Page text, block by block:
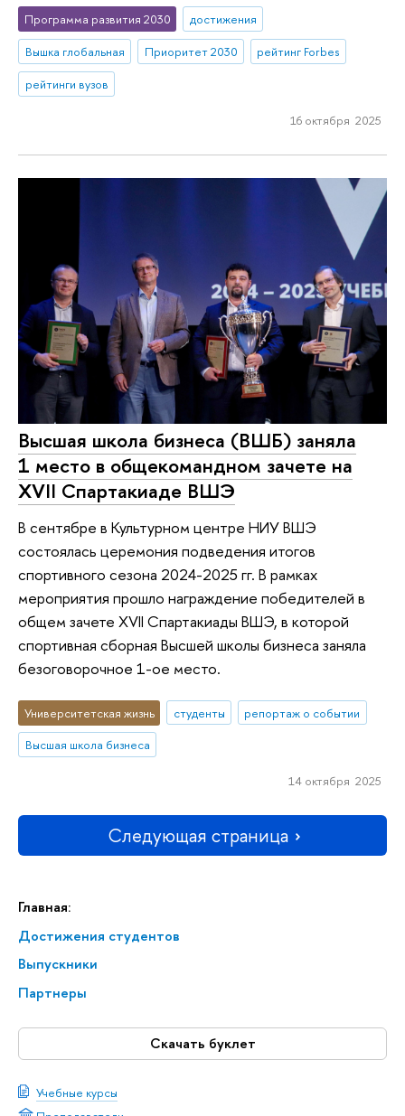
Главная:
Достижения студентов
Выпускники
Партнеры
Скачать буклет
Учебные курсы
Программа развития 2030
достижения
Вышка глобальная
Приоритет 2030
рейтинг Forbes
рейтинги вузов
16 октября 2025
Высшая школа бизнеса (ВШБ) заняла
1 место в общекомандном зачете на
XVII Спартакиаде ВШЭ
В сентябре в Культурном центре НИУ ВШЭ
состоялась церемония подведения итогов
спортивного сезона 2024-2025 гг. В рамках
мероприятия прошло награждение победителей в
общем зачете XVII Спартакиады ВШЭ, в которой
спортивная сборная Высшей школы бизнеса заняла
безоговорочное 1-ое место.
Университетская жизнь студенты
репортаж о событии
Высшая школа бизнеса
14 октября 2025
Следующая страница